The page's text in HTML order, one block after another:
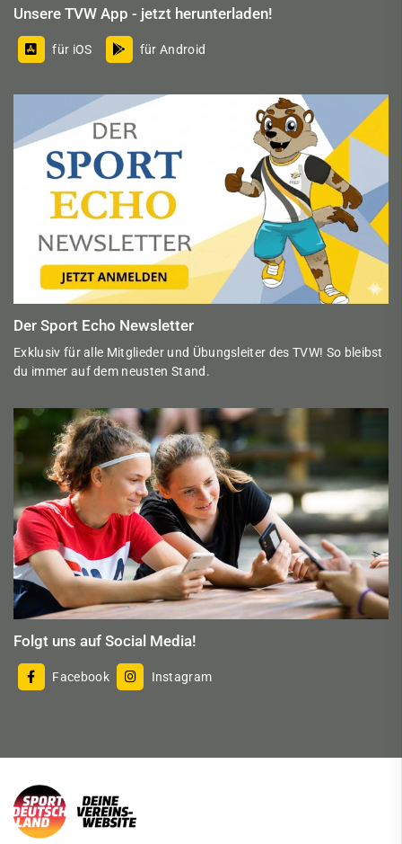
Unsere TVW App - jetzt herunterladen!
für iOS für Android
Der Sport Echo Newsletter
Exklusiv für alle Mitglieder und Übungsleiter des TVW! So bleibst
du immer auf dem neusten Stand.
Folgt uns auf Social Media!
Facebook Instagram